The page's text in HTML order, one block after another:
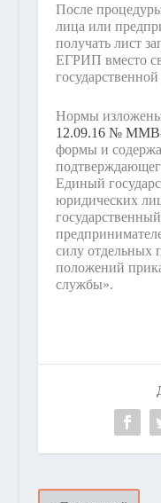
После
лица или
получать лист
ЕГРИП вместо
Нормы
12.09.16 № ММВ-
формы и
Единый
юридических
силу отдельных
положений
службы».